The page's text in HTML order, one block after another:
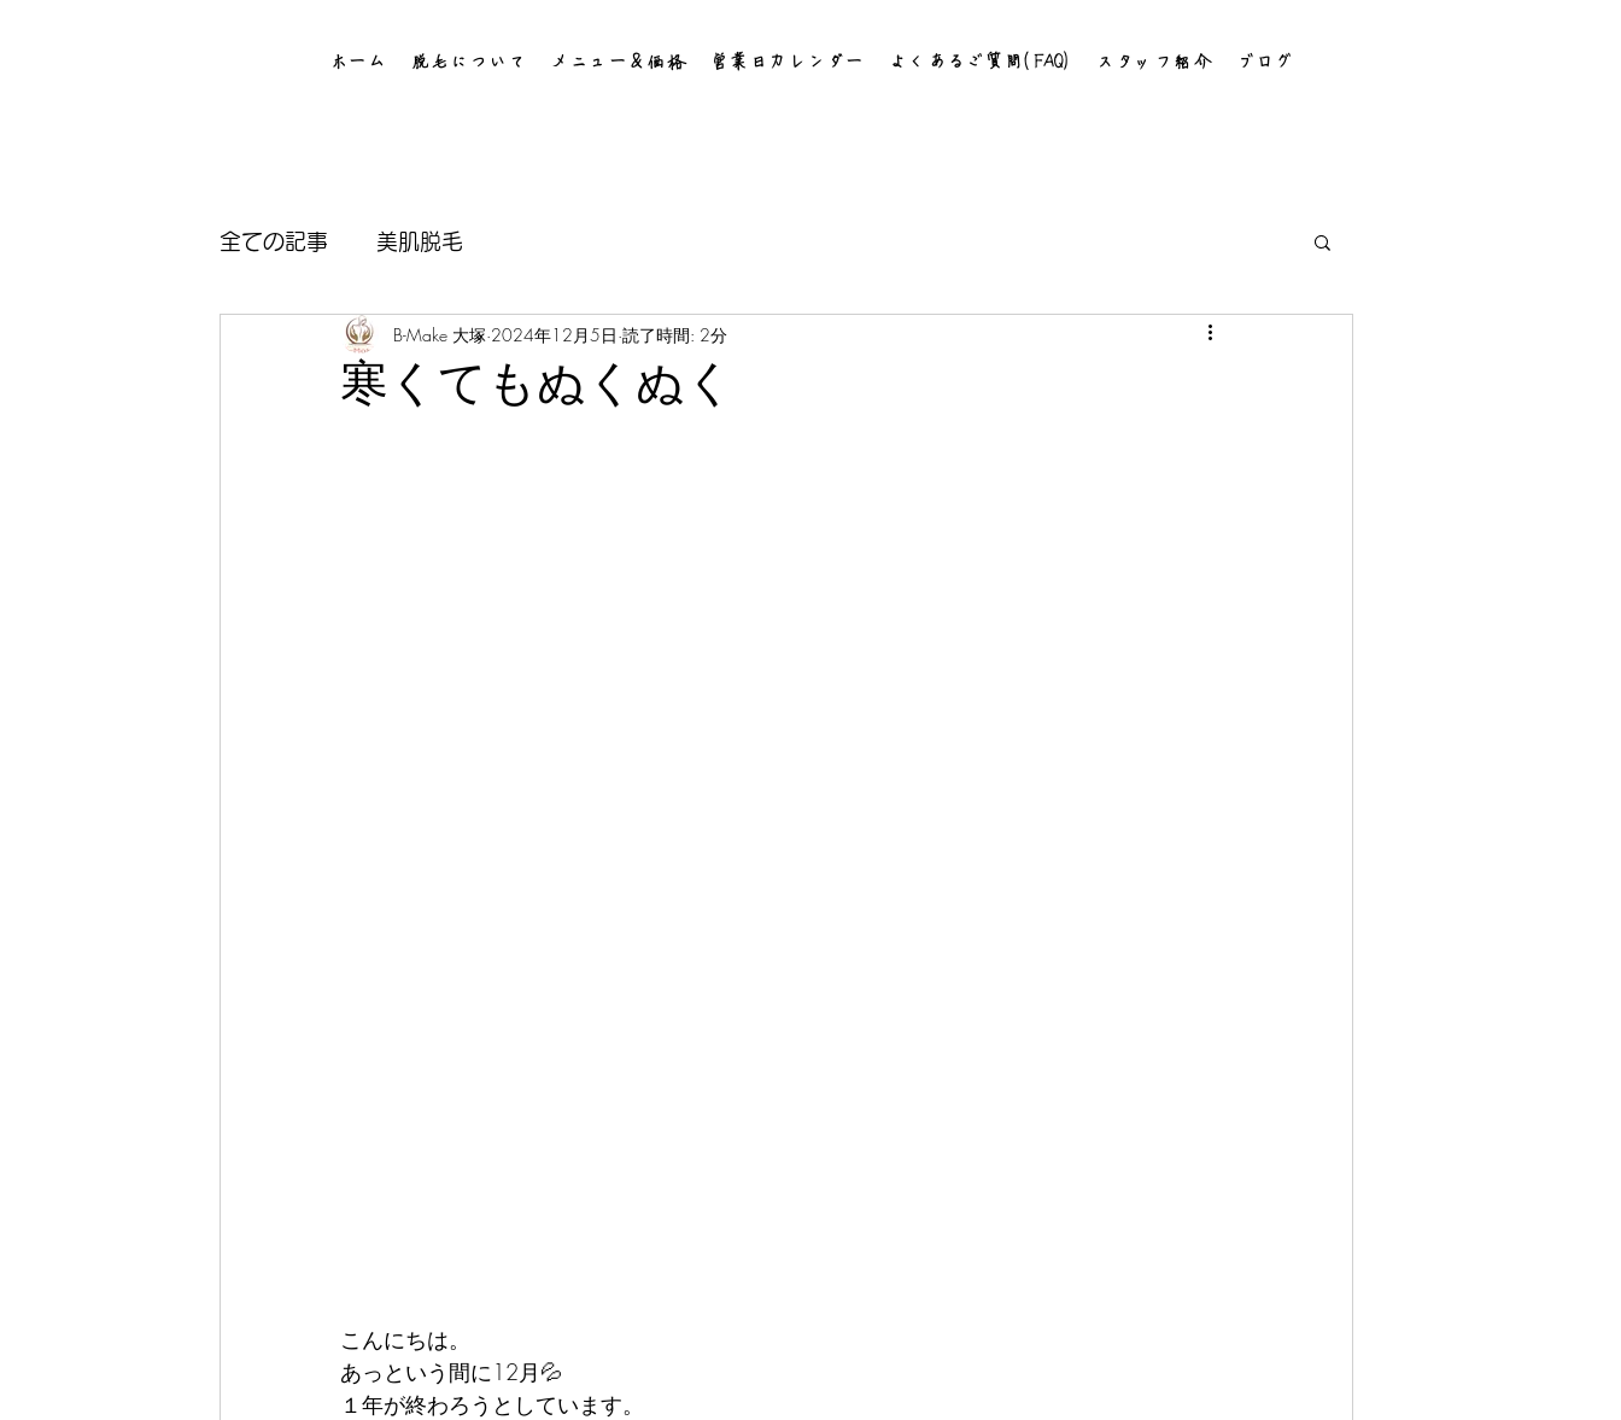
ホーム 脱毛について メニュー＆価格 営業日カレンダー よくあるご質問(FAQ) スタッフ紹介 ブログ
全ての記事 美肌脱毛
寒くてもぬくぬく
B-Make 大塚 2024年12月5日 読了時間: 2分
こんにちは。
あっという間に12月💦
１年が終わろうとしています。